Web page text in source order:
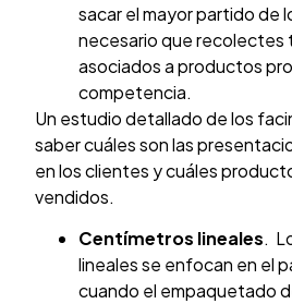
sacar el mayor partido de
necesario que recolectes
asociados a productos
competencia.
Un estudio detallado de los
saber cuáles son las
en los clientes y cuáles
vendidos.
Centímetros lineales.
lineales se enfocan en el
cuando el empaquetado